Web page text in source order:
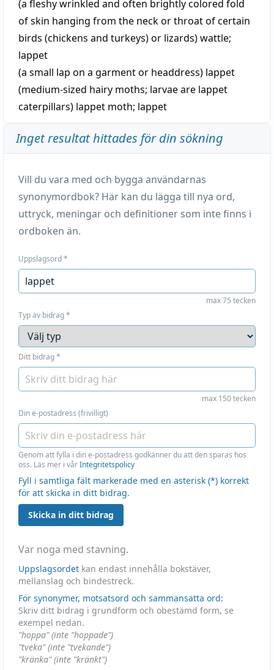
(a fleshy wrinkled and often brightly colored fold
of skin hanging from the neck or throat of certain
birds (chickens and turkeys) or lizards)wattle;
lappet
(a small lap on a garment or headdress) lappet
(medium-sized hairy moths; larvae are lappet
caterpillars) lappet moth; lappet
Inget resultat hittades för din sökning
Vill du vara med och bygga användarnas
synonymordbok? Här kan du lägga till nya ord,
uttryck, meningar och definitioner som inte finns i
ordboken än.
Uppslagsord*
max 75 tecken
Typ av bidrag*
Ditt bidrag*
max 150 tecken
Din e-postadress (frivilligt)
Genom att fylla i din e-postadress godkänner du att den sparas hos
oss. Läs mer i vårIntegritetspolicy
Fyll i samtliga fält markerade med en asterisk (*) korrekt
för att skicka in ditt bidrag.
Skicka in ditt bidrag
Var noga med stavning.
Uppslagsordet kan endast innehålla bokstäver,
mellanslag och bindestreck.
För synonymer, motsatsord och sammansatta ord:
Skriv ditt bidrag i grundform och obestämd form, se
exempel nedan.
"hoppa" (inte "hoppade")
"tveka" (inte "tvekande")
"kränka" (inte "kränkt")